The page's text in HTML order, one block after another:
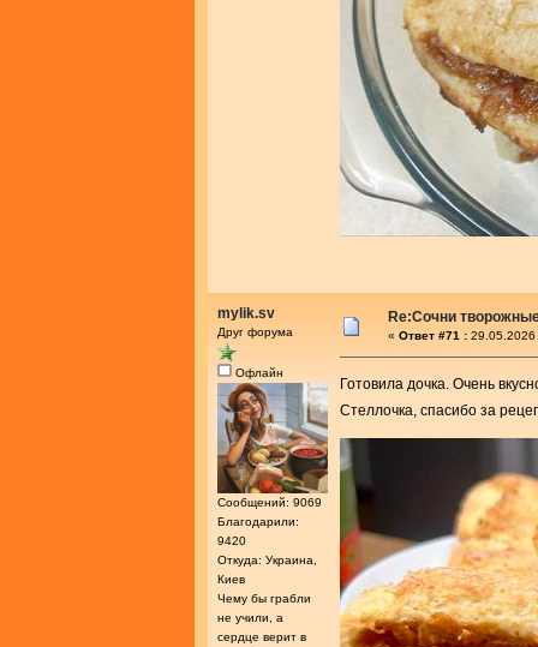
mylik.sv
Друг форума
Офлайн
Сообщений: 9069
Благодарили:
9420
Откуда: Украина,
Киев
Чему бы грабли
не учили, а
сердце верит в
Re:Сочни
« Ответ #71 :
Готовила дочка. Очень
Стеллочка, спасибо за